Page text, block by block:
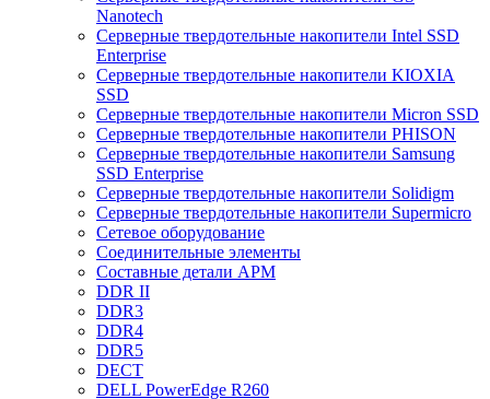
Nanotech
Cерверные твердотельные накопители Intel SSD
Enterprise
Cерверные твердотельные накопители KIOXIA
SSD
Cерверные твердотельные накопители Micron SSD
Cерверные твердотельные накопители PHISON
Cерверные твердотельные накопители Samsung
SSD Enterprise
Cерверные твердотельные накопители Solidigm
Cерверные твердотельные накопители Supermicro
Cетевое оборудование
Cоединительные элементы
Cоставные детали АРМ
DDR II
DDR3
DDR4
DDR5
DECT
DELL PowerEdge R260